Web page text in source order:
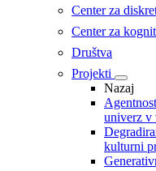
Center za
Center za
Društva
Projekti
Nazaj
univerz v
kulturni